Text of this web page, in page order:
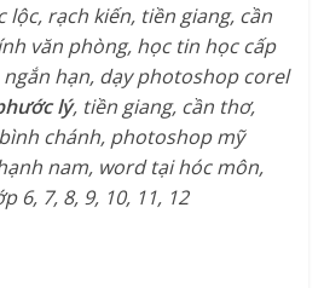
rạch kiến, tiền giang, cần
văn phòng, học tin học cấp
hạn, dạy photoshop corel
lý, tiền giang, cần thơ,
chánh, photoshop mỹ
nam, word tại hóc môn,
6, 7, 8, 9, 10, 11, 12